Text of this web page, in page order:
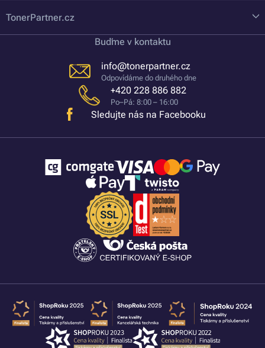
TonerPartner.cz
Buďme v kontaktu
info@tonerpartner.cz
Odpovídáme do druhého dne
+420 228 886 882
Po–Pá: 8:00 – 16:00
Sledujte nás na Facebooku